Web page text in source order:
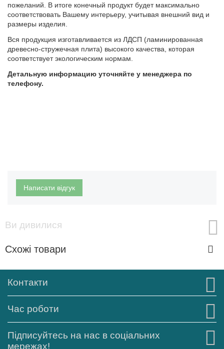
пожеланий. В итоге конечный продукт будет максимально
соответствовать Вашему интерьеру, учитывая внешний вид и
размеры изделия.
Вся продукция изготавливается из ЛДСП (ламинированная
древесно-стружечная плита) высокого качества, которая
соответствует экологическим нормам.
Детальную информацию уточняйте у менеджера по
телефону.
Написати відгук
Ви дивилися
Схожі товари
Контакти
Час роботи
Підписуйтесь на нас в соціальних
мережах!